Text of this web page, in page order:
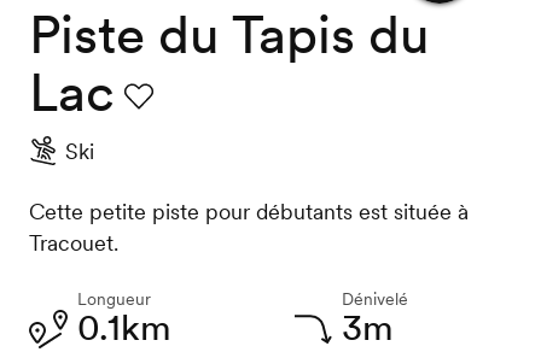
Afficher
Piste du Tapis du
Lac
Ski
Cette petite piste pour débutants est située à
Tracouet.
Longueur
0.1km
Dénivelé
3m